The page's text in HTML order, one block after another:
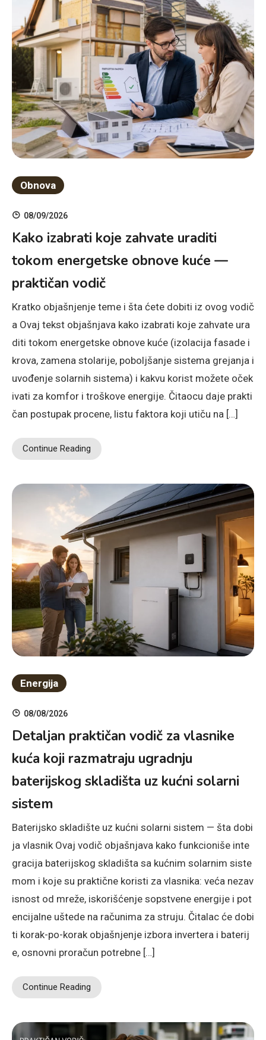
Obnova
08/09/2026
Kako izabrati koje zahvate uraditi
tokom energetske obnove kuće —
praktičan vodič
Kratko objašnjenje teme i šta ćete dobiti iz ovog vodič
a Ovaj tekst objašnjava kako izabrati koje zahvate ura
diti tokom energetske obnove kuće (izolacija fasade i
krova, zamena stolarije, poboljšanje sistema grejanja i
uvođenje solarnih sistema) i kakvu korist možete oček
ivati za komfor i troškove energije. Čitaocu daje prakti
čan postupak procene, listu faktora koji utiču na […]
Continue Reading
Energija
08/08/2026
Detaljan praktičan vodič za vlasnike
kuća koji razmatraju ugradnju
baterijskog skladišta uz kućni solarni
sistem
Baterijsko skladište uz kućni solarni sistem — šta dobi
ja vlasnik Ovaj vodič objašnjava kako funkcioniše inte
gracija baterijskog skladišta sa kućnim solarnim siste
mom i koje su praktične koristi za vlasnika: veća nezav
isnost od mreže, iskorišćenje sopstvene energije i pot
encijalne uštede na računima za struju. Čitalac će dobi
ti korak-po-korak objašnjenje izbora invertera i baterij
e, osnovni proračun potrebne […]
Continue Reading